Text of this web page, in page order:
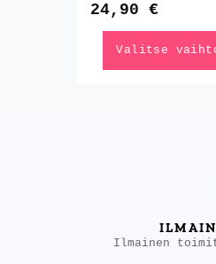
24,90 €
Valitse
Ilmainen